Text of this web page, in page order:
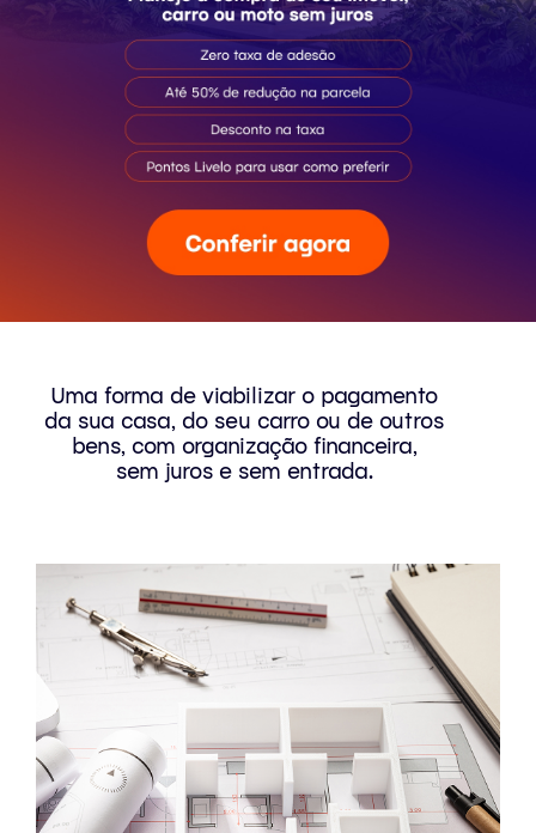
Uma forma de viabilizar o pagamento
da sua casa, do seu carro ou de outros
bens, com organização financeira,
sem juros e sem entrada.